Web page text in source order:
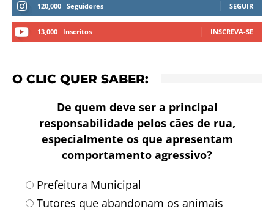
120,000 Seguidores SEGUIR
13,000 Inscritos INSCREVA-SE
O CLIC QUER SABER:
De quem deve ser a principal
responsabilidade pelos cães de rua,
especialmente os que apresentam
comportamento agressivo?
Prefeitura Municipal
Tutores que abandonam os animais